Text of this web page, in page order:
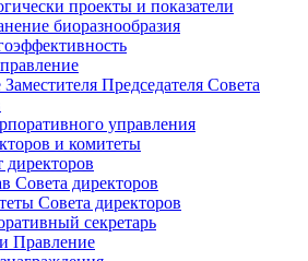
проекты и показатели
биоразнообразия
Председателя Совета
управления
и комитеты
директоров
Совета директоров
Совета директоров
секретарь
Правление